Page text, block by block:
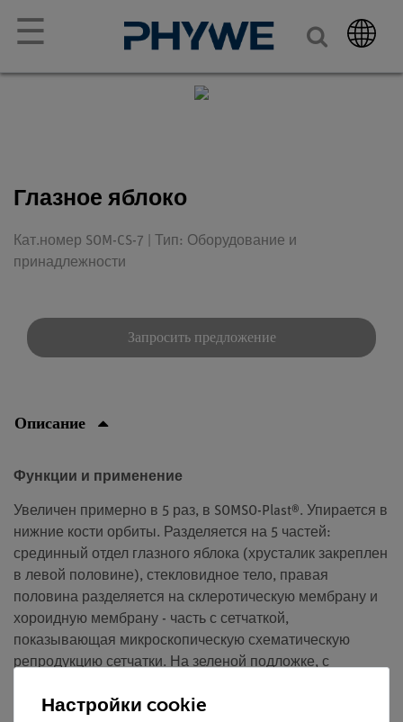
☰
Глазное яблоко
Кат.номер SOM-CS-7 | Тип: Оборудование и
принадлежности
Запросить предложение
Описание
Функции и применение
Увеличен примерно в 5 раз, в SOMSO-Plast®. Упирается в
нижние кости орбиты. Разделяется на 5 частей:
срединный отдел глазного яблока (хрусталик закреплен
в левой половине), стекловидное тело, правая
половина разделяется на склеротическую мембрану и
хороидную мембрану - часть с сетчаткой,
показывающая микроскопическую схематическую
репродукцию сетчатки. На зеленой подложке, с
Настройки cookie